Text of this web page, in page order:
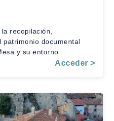
recopilación,
patrimonio documental
y su entorno
Acceder >